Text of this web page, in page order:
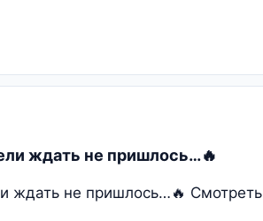
ждать не пришлось…🔥
ждать не пришлось…🔥 Смотреть